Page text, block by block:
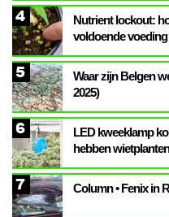
4
Nutrient lockout:
voldoende voeding
5
Waar zijn Belgen
2025)
6
LED kweeklamp
hebben
7 Column • Fenix in